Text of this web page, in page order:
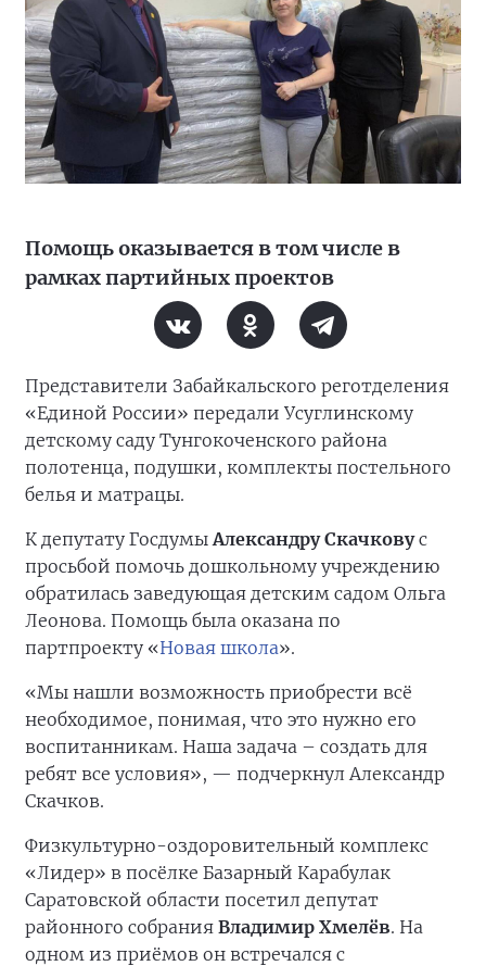
Помощь оказывается в том числе в
рамках партийных проектов
Представители Забайкальского реготделения
«Единой России» передали Усуглинскому
детскому саду Тунгокоченского района
полотенца, подушки, комплекты постельного
белья и матрацы.
К депутату ГосдумыАлександру Скачковус
просьбой помочь дошкольному учреждению
обратилась заведующая детским садом Ольга
Леонова. Помощь была оказана по
партпроекту «Новая школа».
«Мы нашли возможность приобрести всё
необходимое, понимая, что это нужно его
воспитанникам. Наша задача – создать для
ребят все условия», — подчеркнул Александр
Скачков.
Физкультурно-оздоровительный комплекс
«Лидер» в посёлке Базарный Карабулак
Саратовской области посетил депутат
районного собрания Владимир Хмелёв. На
одном из приёмов он встречался с